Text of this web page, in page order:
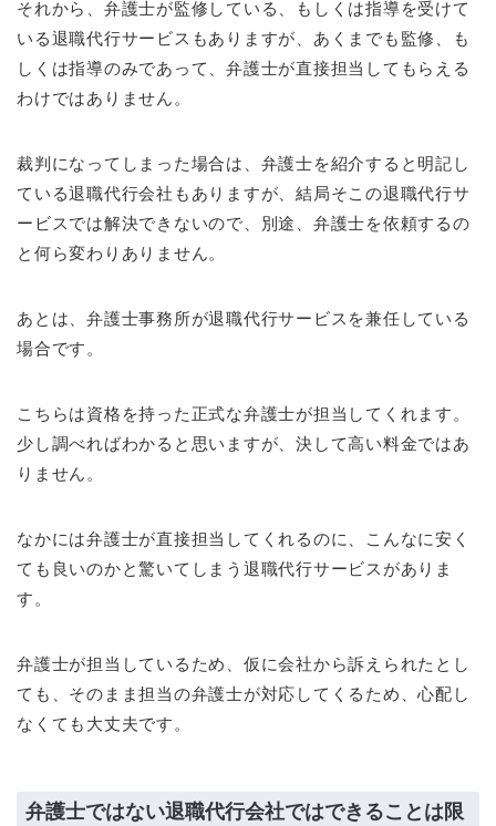
それから、弁護士が監修している、もしくは指導を受けて
いる退職代行サービスもありますが、あくまでも監修、も
しくは指導のみであって、弁護士が直接担当してもらえる
わけではありません。
裁判になってしまった場合は、弁護士を紹介すると明記し
ている退職代行会社もありますが、結局そこの退職代行サ
ービスでは解決できないので、別途、弁護士を依頼するの
と何ら変わりありません。
あとは、弁護士事務所が退職代行サービスを兼任している
場合です。
こちらは資格を持った正式な弁護士が担当してくれます。
少し調べればわかると思いますが、決して高い料金ではあ
りません。
なかには弁護士が直接担当してくれるのに、こんなに安く
ても良いのかと驚いてしまう退職代行サービスがありま
す。
弁護士が担当しているため、仮に会社から訴えられたとし
ても、そのまま担当の弁護士が対応してくるため、心配し
なくても大丈夫です。
弁護士ではない退職代行会社ではできることは限